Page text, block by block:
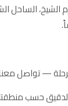
الشيخ،
— تواصل
الدقيق حسب